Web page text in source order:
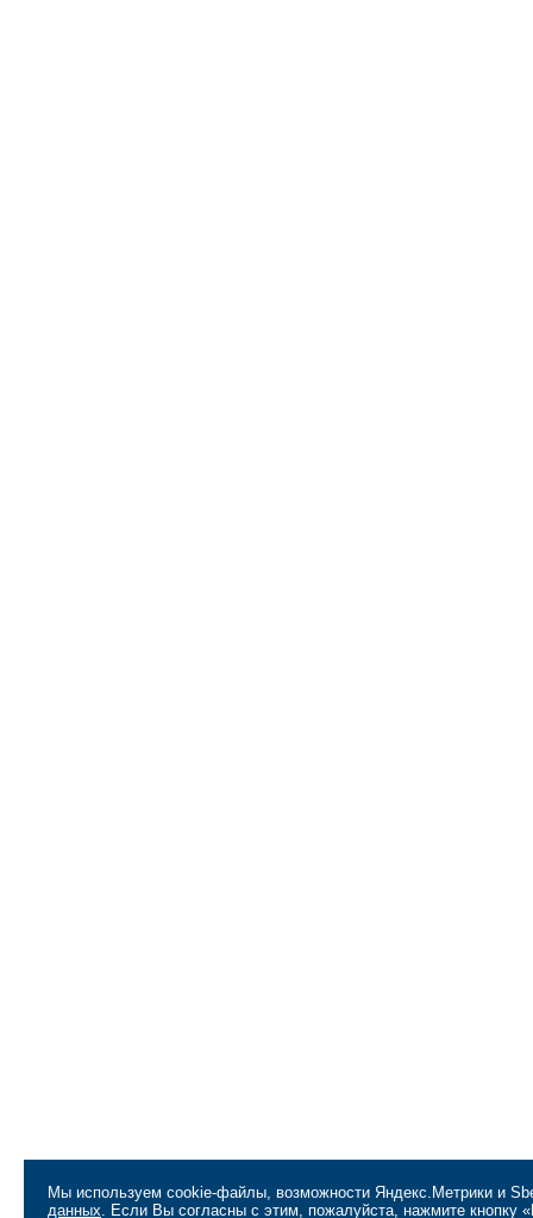
Мы используем cookie-файлы, возможности Яндекс.Метрики и
данных. Если Вы согласны с этим, пожалуйста, нажмите кнопку